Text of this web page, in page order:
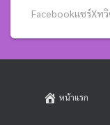
Facebookแชร์Xทวิ
หน้าแรก